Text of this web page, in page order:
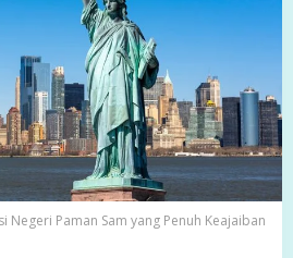
Negeri Paman Sam yang Penuh Keajaiban